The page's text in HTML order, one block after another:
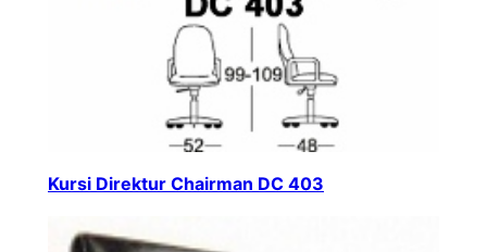
Kursi Direktur Chairman DC 403